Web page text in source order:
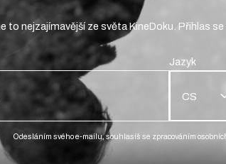
to nejzajímavější ze světa KineDoku. Přihlas se
Jazyk
CS
Odesláním svého e-mailu, souhlasíš se zpracováním